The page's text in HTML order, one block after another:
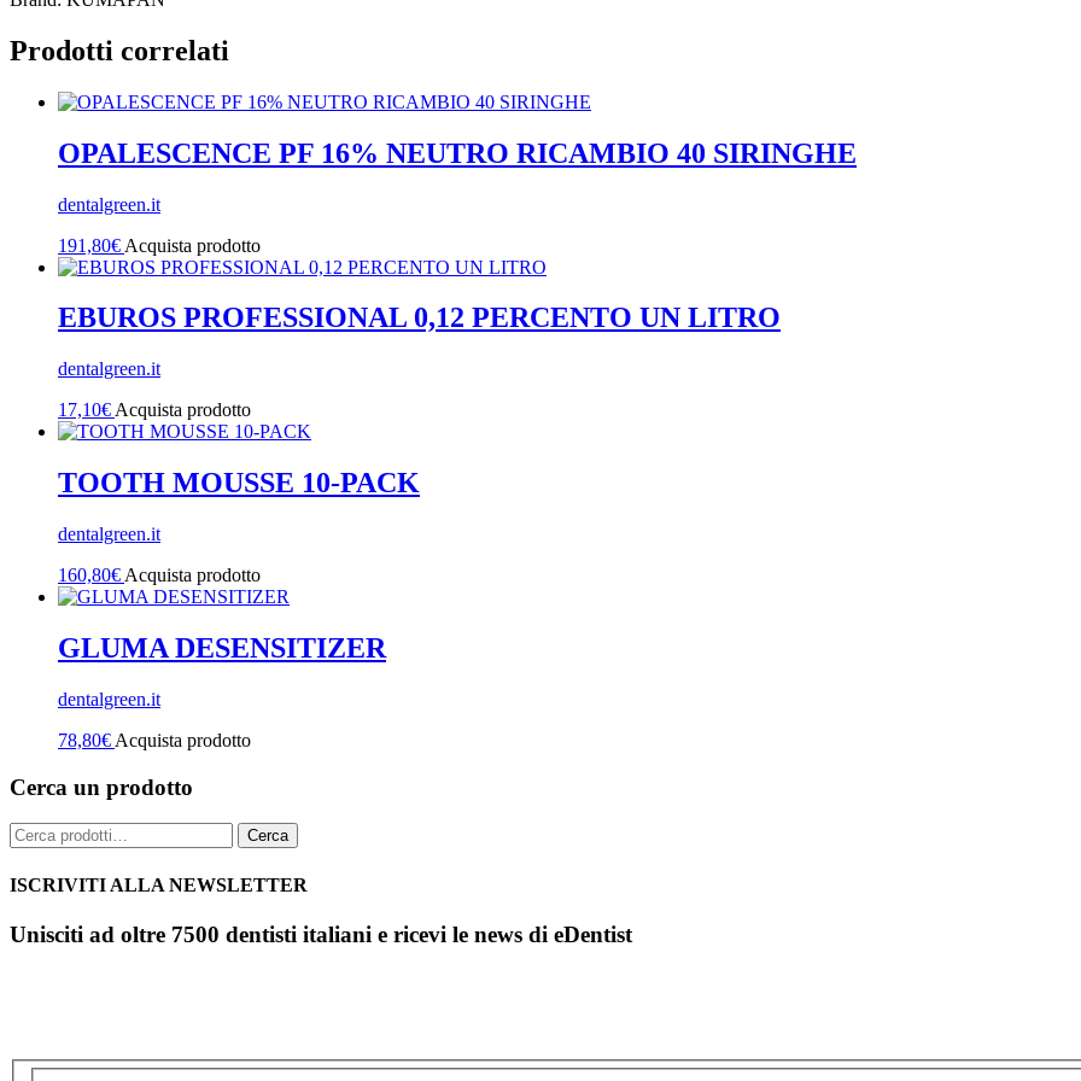
Prodotti correlati
OPALESCENCE PF 16% NEUTRO RICAMBIO 40 SIRINGHE
dentalgreen.it
191,80€ Acquista prodotto
EBUROS PROFESSIONAL 0,12 PERCENTO UN LITRO
dentalgreen.it
17,10€ Acquista prodotto
TOOTH MOUSSE 10-PACK
dentalgreen.it
160,80€ Acquista prodotto
GLUMA DESENSITIZER
dentalgreen.it
78,80€ Acquista prodotto
Cerca un prodotto
Cerca: Cerca
ISCRIVITI ALLA NEWSLETTER
Unisciti ad oltre 7500 dentisti italiani e ricevi le news di eDentist